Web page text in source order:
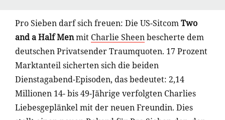
Pro Sieben darf sich freuen: Die US-SitcomTwo
and a Half Menmit Charlie Sheenbescherte dem
deutschen Privatsender Traumquoten. 17 Prozent
Marktanteil sicherten sich die beiden
Dienstagabend-Episoden, das bedeutet: 2,14
Millionen 14- bis 49-Jährige verfolgten Charlies
Liebesgeplänkel mit der neuen Freundin. Dies